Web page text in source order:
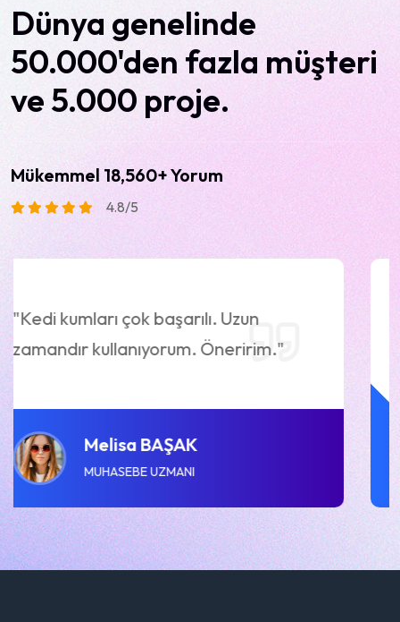
Dünya genelinde
50.000'den fazla müşteri
ve 5.000 proje.
Mükemmel 18,560+ Yorum
4.8/5
"Kedi kumları çok başarılı. Uzun
zamandır kullanıyorum. Öneririm."
Özgür DOĞAN
KIDEMLI DANIŞMAN